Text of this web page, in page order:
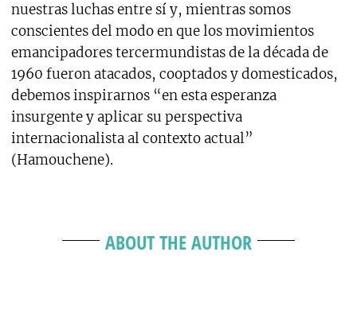
nuestras luchas entre sí y, mientras somos
conscientes del modo en que los movimientos
emancipadores tercermundistas de la década de
1960 fueron atacados, cooptados y domesticados,
debemos inspirarnos “en esta esperanza
insurgente y aplicar su perspectiva
internacionalista al contexto actual”
(Hamouchene).
ABOUT THE AUTHOR